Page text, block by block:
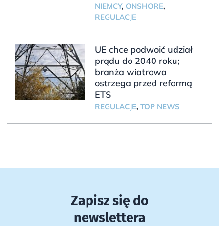
NIEMCY, ONSHORE,
REGULACJE
UE chce podwoić udział
prądu do 2040 roku;
branża wiatrowa
ostrzega przed reformą
ETS
REGULACJE, TOP NEWS
Zapisz się do
newslettera